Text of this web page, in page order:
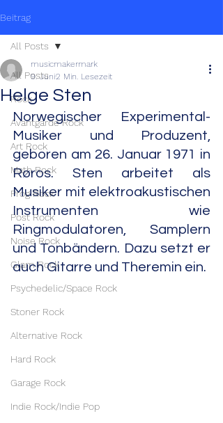
Beitrag
All Posts
Rock
Avantgarde Rock
Art Rock
Math Rock
Prog Rock
Post Rock
Noise Rock
Glam Rock
Psychedelic/Space Rock
Stoner Rock
Alternative Rock
Hard Rock
Garage Rock
Indie Rock/Indie Pop
All Posts
Helge Sten
musicmakermark
9. Juni2 Min. Lesezeit
Norwegischer Experimental-
Musiker und Produzent,
geboren am 26. Januar 1971 in
Røros. Sten arbeitet als
Musiker mit elektroakustischen
Instrumenten wie
Ringmodulatoren, Samplern
und Tonbändern. Dazu setzt er
auch Gitarre und Theremin ein.